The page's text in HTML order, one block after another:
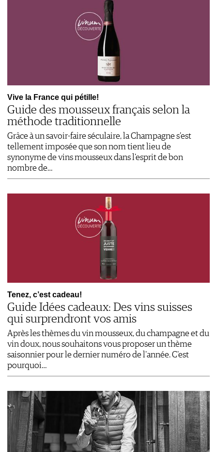
Vive la France qui pétille!
Guide des mousseux français selon la
méthode traditionnelle
Grâce à un savoir-faire séculaire, la Champagne s’est
tellement imposée que son nom tient lieu de
synonyme de vins mousseux dans l'esprit de bon
nombre de…
Tenez, c’est cadeau!
Guide Idées cadeaux: Des vins suisses
qui surprendront vos amis
Après les thèmes du vin mousseux, du champagne et du
vin doux, nous souhaitons vous proposer un thème
saisonnier pour le dernier numéro de l'année. C'est
pourquoi…